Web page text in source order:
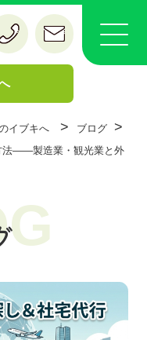
イブキへ > ブログ >
法——製造業・観光業と外